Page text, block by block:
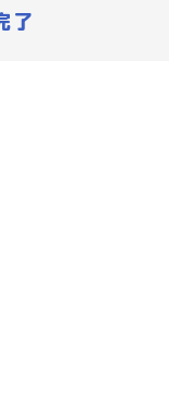
了